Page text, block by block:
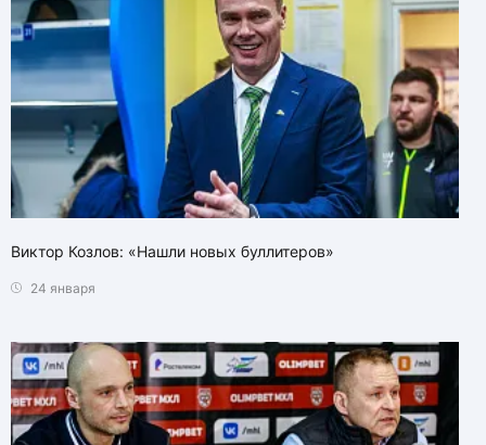
Виктор Козлов: «Нашли новых буллитеров»
24 января